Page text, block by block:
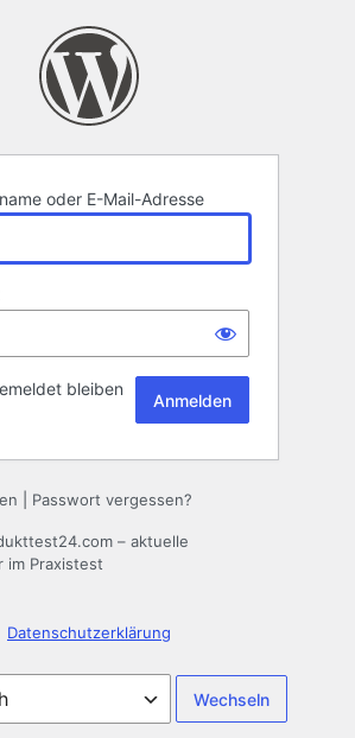
oder E-Mail-Adresse
bleiben
Passwort vergessen?
– aktuelle
im Praxistest
Datenschutzerklärung